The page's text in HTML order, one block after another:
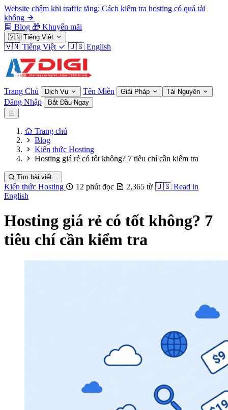
Website chậm khi traffic tăng: Cách kiểm tra hosting có quá tải
không
Blog 🎁 Khuyến mãi
🇻🇳 Tiếng Việt
🇻🇳 Tiếng Việt 🇺🇸 English
Trang Chủ Dịch Vụ Tên Miền Giải Pháp Tài Nguyên
Đăng Nhập Bắt Đầu Ngay
Trang chủ
Blog
Kiến thức Hosting
Hosting giá rẻ có tốt không? 7 tiêu chí cần kiểm tra
Tìm bài viết...
Kiến thức Hosting 12 phút đọc 2,365 từ 🇺🇸 Read in
English
Hosting giá rẻ có tốt không? 7
tiêu chí cần kiểm tra